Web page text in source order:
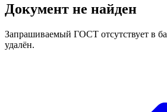
Документ не найден
Запрашиваемый ГОСТ отсутствует в
удалён.